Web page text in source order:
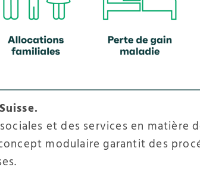
et des services en matière
modulaire garantit des